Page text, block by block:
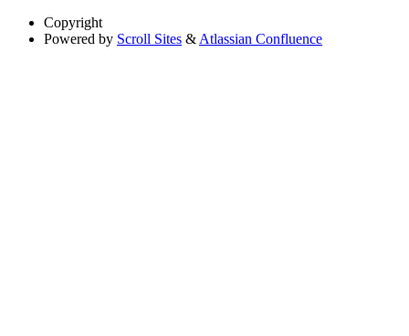
Copyright
Powered by Scroll Sites & Atlassian Confluence